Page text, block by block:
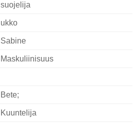
suojelija
ukko
Sabine
Maskuliinisuus
Bete;
Kuuntelija